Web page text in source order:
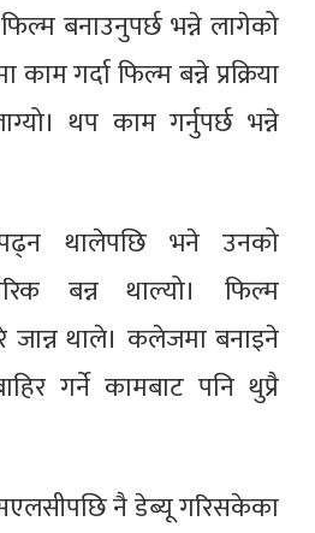
बनाउनुपर्छ भन्ने लागेको
गर्दा फिल्म बन्ने प्रक्रिया
थप काम गर्नुपर्छ भन्ने
थालेपछि भने उनको
बन्न थाल्यो। फिल्म
जान्न थाले। कलेजमा बनाइने
गर्ने कामबाट पनि थुप्रै
नै डेब्यू गरिसकेका